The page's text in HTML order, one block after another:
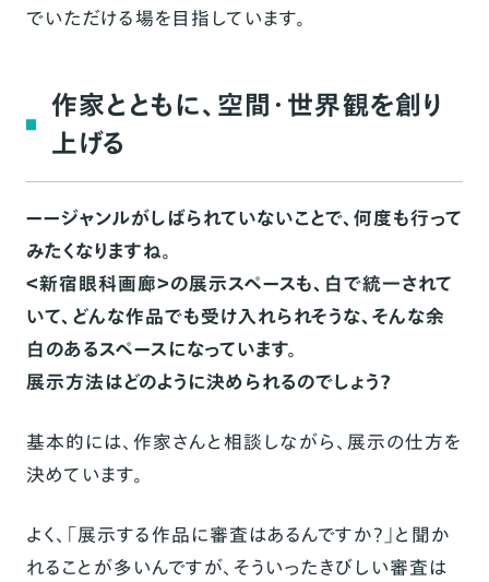
でいただける場を目指しています。
作家とともに、空間・世界観を創り
上げる
ーージャンルがしばられていないことで、何度も行って
みたくなりますね。
＜新宿眼科画廊＞の展示スペースも、白で統一されて
いて、どんな作品でも受け入れられそうな、そんな余
白のあるスペースになっています。
展示方法はどのように決められるのでしょう？
基本的には、作家さんと相談しながら、展示の仕方を
決めています。
よく、「展示する作品に審査はあるんですか？」と聞か
れることが多いんですが、そういったきびしい審査は